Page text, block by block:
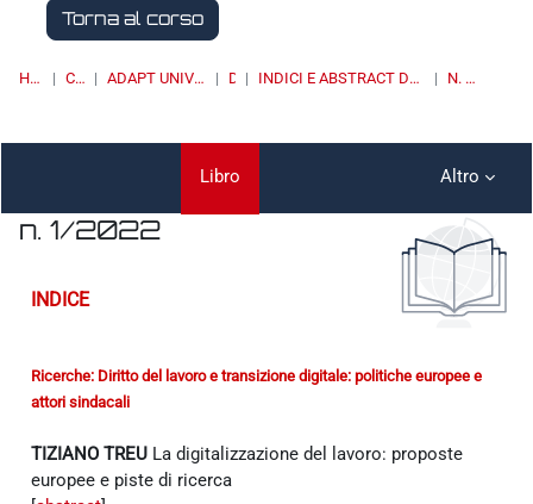
Torna al corso
HOME CORSI ADAPT UNIVERSITY PRESS DRI INDICI E ABSTRACT DEI NUMERI PUBBLICATI N. 1/2022
Libro Altro
n. 1/2022
INDICE
Ricerche: Diritto del lavoro e transizione digitale: politiche europee e
attori sindacali
TIZIANO TREU La digitalizzazione del lavoro: proposte
europee e piste di ricerca